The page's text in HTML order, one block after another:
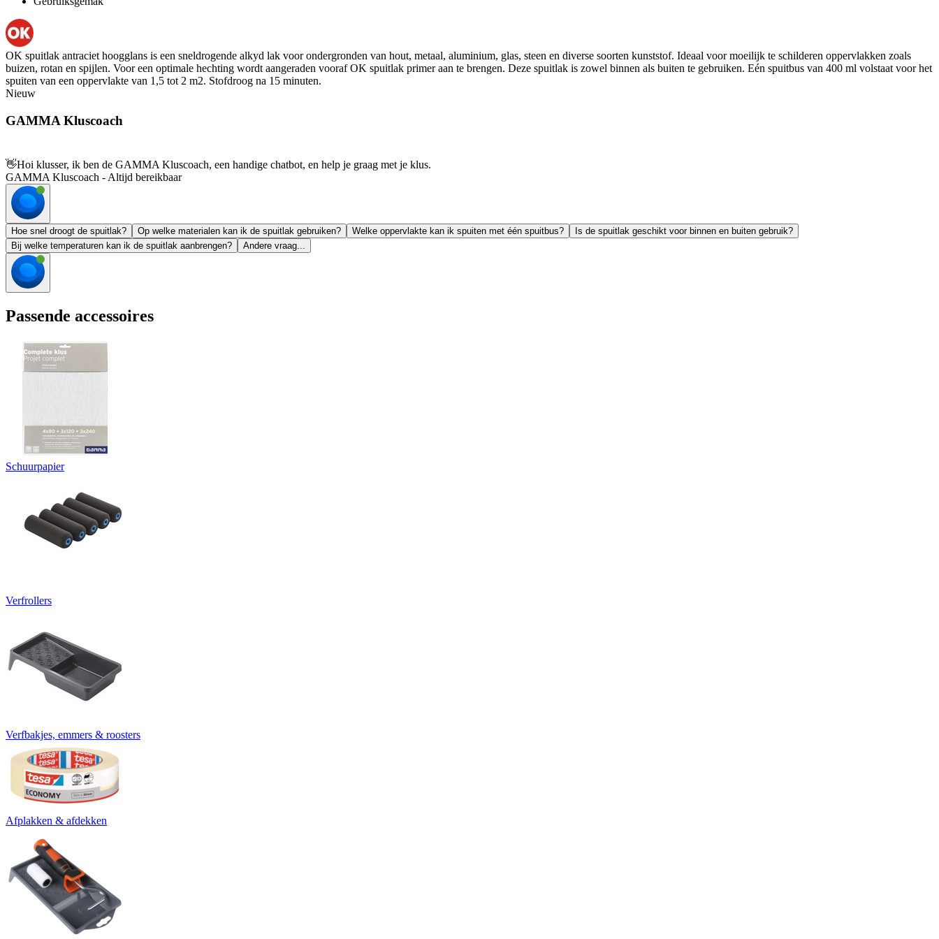
OK spuitlak antraciet hoogglans is een sneldrogende alkyd lak voor ondergronden van hout, metaal, aluminium, glas, steen en diverse soorten kunststof. Ideaal voor moeilijk te schilderen oppervlakken zoals
buizen, rotan en spijlen. Voor een optimale hechting wordt aangeraden vooraf OK spuitlak primer aan te brengen. Deze spuitlak is zowel binnen als buiten te gebruiken. Eén spuitbus van 400 ml volstaat voor het
spuiten van een oppervlakte van 1,5 tot 2 m2. Stofdroog na 15 minuten.
Nieuw
GAMMA Kluscoach
👋Hoi klusser, ik ben de GAMMA Kluscoach, een handige chatbot, en help je graag met je klus.
GAMMA Kluscoach - Altijd bereikbaar
Hoe snel droogt de spuitlak? Op welke materialen kan ik de spuitlak gebruiken? Welke oppervlakte kan ik spuiten met één spuitbus?
Is de spuitlak geschikt voor binnen en buiten gebruik?
Bij welke temperaturen kan ik de spuitlak aanbrengen?
Andere vraag...
Passende accessoires
Schuurpapier
Verfrollers
Verfbakjes, emmers & roosters
Afplakken & afdekken